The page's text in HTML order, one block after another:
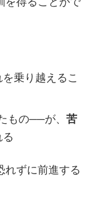
乗り越えるこ
もの──が、 苦
れずに前進する